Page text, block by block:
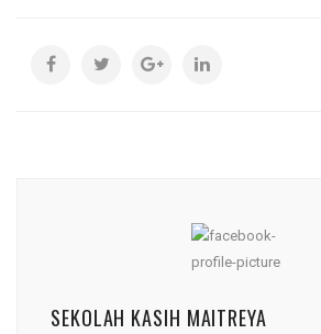
SEKOLAH KASIH MAITREYA